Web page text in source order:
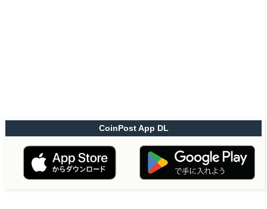
CoinPost App DL